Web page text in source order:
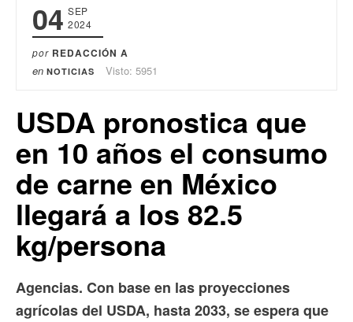
04 SEP
2024
por REDACCIÓN A
en NOTICIAS Visto: 5951
USDA pronostica que
en 10 años el consumo
de carne en México
llegará a los 82.5
kg/persona
Agencias. Con base en las proyecciones
agrícolas del USDA, hasta 2033, se espera que